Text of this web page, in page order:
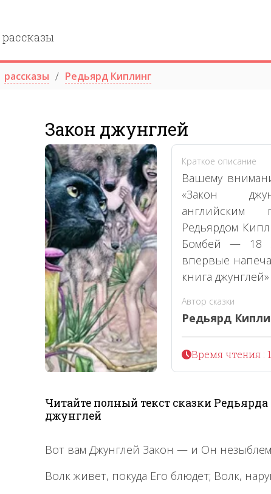
рассказы
рассказы Редьярд Киплинг
Закон джунглей
Краткое описание
Вашему
«Закон
английским
Редьярдом
Бомбей — 18
впервые
книга
Автор сказки
Редьярд
Время чтения :
Читайте полный текст сказки
джунглей
Вот вам Джунглей Закон — и Он
Волк живет, покуда Его блюдет; Волк,